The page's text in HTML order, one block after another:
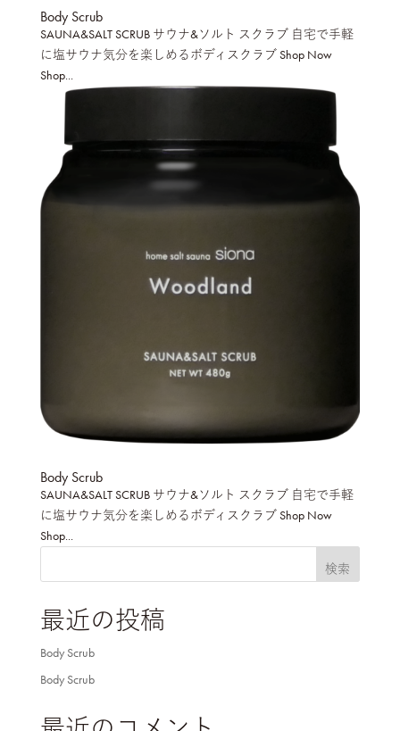
Body Scrub
SAUNA&SALT SCRUB サウナ&ソルト スクラブ 自宅で手軽
に塩サウナ気分を楽しめるボディスクラブ Shop Now
Shop...
Body Scrub
SAUNA&SALT SCRUB サウナ&ソルト スクラブ 自宅で手軽
に塩サウナ気分を楽しめるボディスクラブ Shop Now
Shop...
検索
最近の投稿
Body Scrub
Body Scrub